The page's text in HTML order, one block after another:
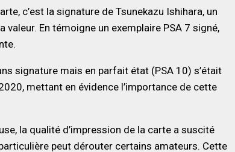
c’est la signature de Tsunekazu Ishihara, un
En témoigne un exemplaire PSA 7 signé,
signature mais en parfait état (PSA 10) s’était
mettant en évidence l’importance de cette
la qualité d’impression de la carte a suscité
peut dérouter certains amateurs. Cette